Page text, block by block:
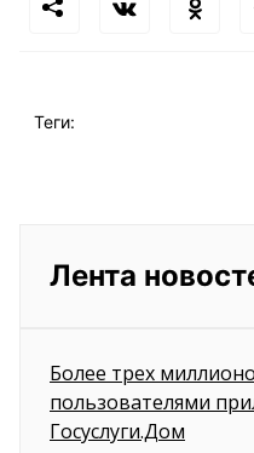
Теги:
Лента
Более трех
пользователями
Госуслуги.Дом